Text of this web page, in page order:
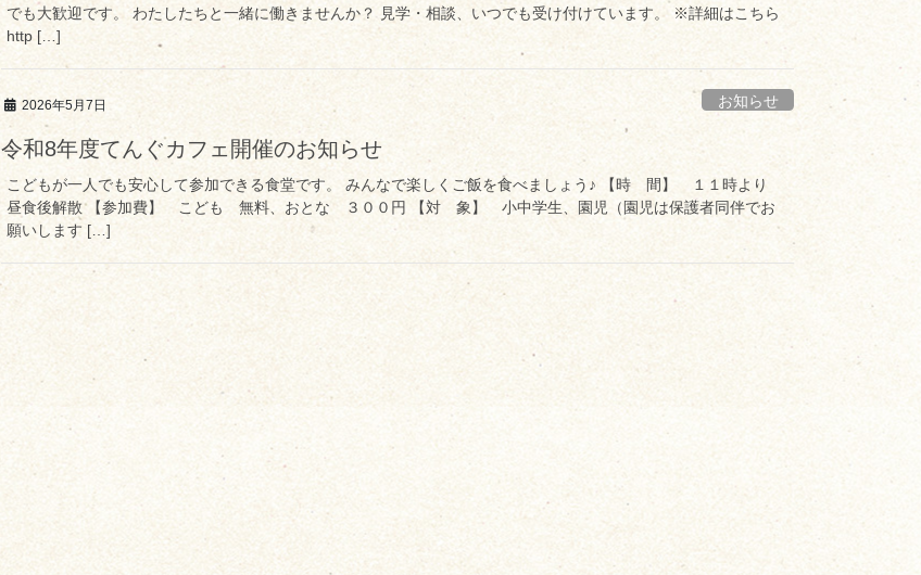
でも大歓迎です。 わたしたちと一緒に働きませんか？ 見学・相談、いつでも受け付けています。 ※詳細はこちら
http […]
2026年5月7日 お知らせ
令和8年度てんぐカフェ開催のお知らせ
こどもが一人でも安心して参加できる食堂です。 みんなで楽しくご飯を食べましょう♪ 【時 間】 １１時より
昼食後解散 【参加費】 こども 無料、おとな ３００円 【対 象】 小中学生、園児（園児は保護者同伴でお
願いします […]